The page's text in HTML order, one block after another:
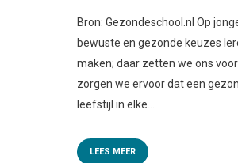
Bron: Gezondeschool.nl Op
bewuste en gezonde keuzes
maken; daar zetten we ons voor
zorgen we ervoor dat een
leefstijl in elke...
LEES MEER